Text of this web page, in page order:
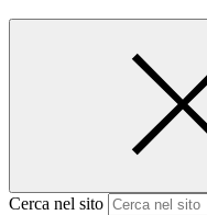
Cerca nel sito